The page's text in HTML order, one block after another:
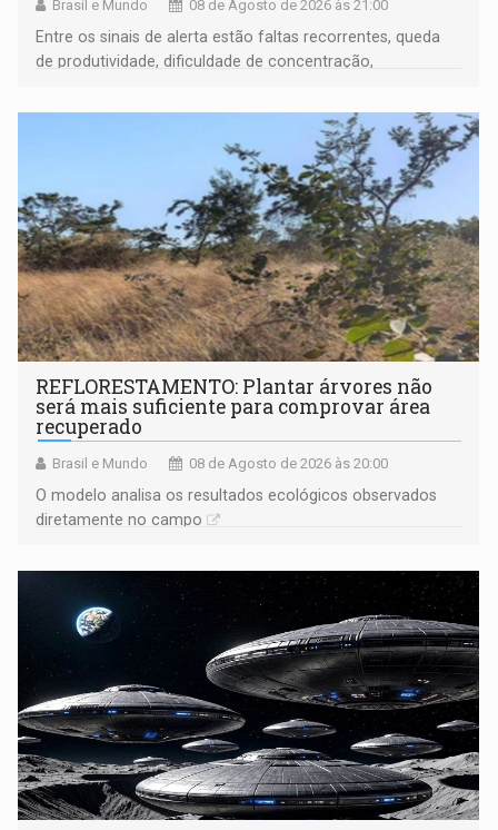
Brasil e Mundo 08 de Agosto de 2026 às 21:00
Entre os sinais de alerta estão faltas recorrentes, queda
de produtividade, dificuldade de concentração,
REFLORESTAMENTO: Plantar árvores não
será mais suficiente para comprovar área
recuperado
Brasil e Mundo 08 de Agosto de 2026 às 20:00
O modelo analisa os resultados ecológicos observados
diretamente no campo